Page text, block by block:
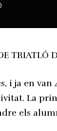
TRIATLÓ
i ja en
La
els